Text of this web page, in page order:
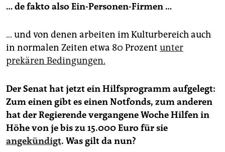
… de fakto also Ein-Personen-Firmen …
… und von denen arbeiten im Kulturbereich auch
in normalen Zeiten etwa 80 Prozent unter
prekären Bedingungen.
Der Senat hat jetzt ein Hilfsprogramm aufgelegt:
Zum einen gibt es einen Notfonds, zum anderen
hat der Regierende vergangene Woche Hilfen in
Höhe von je bis zu 15.000 Euro für sie
angekündigt. Was gilt da nun?